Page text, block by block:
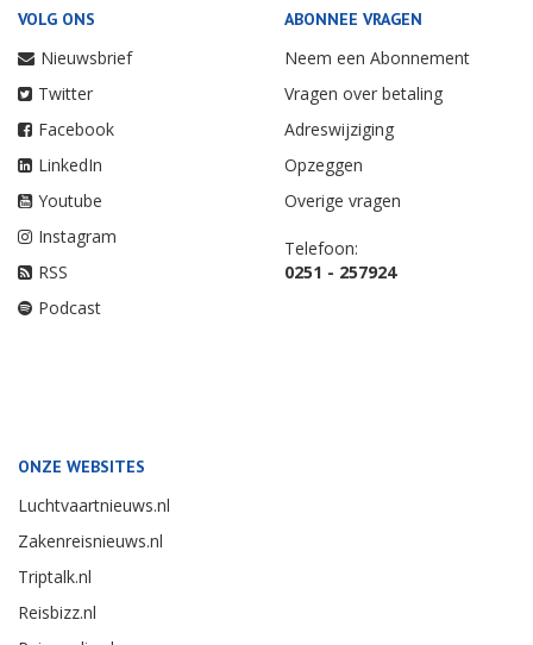
VOLG ONS
Nieuwsbrief
Twitter
Facebook
LinkedIn
Youtube
Instagram
RSS
Podcast
ABONNEE VRAGEN
Neem een Abonnement
Vragen over betaling
Adreswijziging
Opzeggen
Overige vragen
Telefoon:
0251 - 257924
ONZE WEBSITES
Luchtvaartnieuws.nl
Zakenreisnieuws.nl
Triptalk.nl
Reisbizz.nl